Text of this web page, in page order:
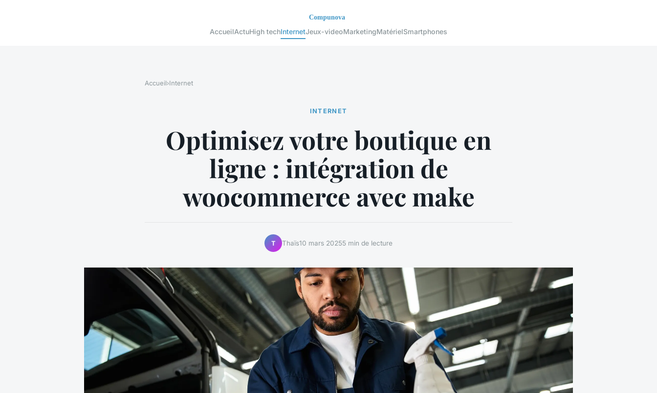
AccueilActuHigh techInternetJeux-videoMarketingMatérielSmartphones
Accueil›Internet
INTERNET
Optimisez votre boutique en
ligne : intégration de
woocommerce avec make
T Thaïs10 mars 20255 min de lecture